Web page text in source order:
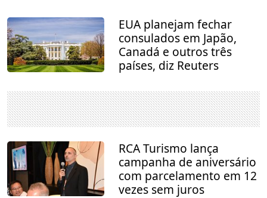
EUA planejam fechar
consulados em Japão,
Canadá e outros três
países, diz Reuters
RCA Turismo lança
campanha de aniversário
com parcelamento em 12
vezes sem juros